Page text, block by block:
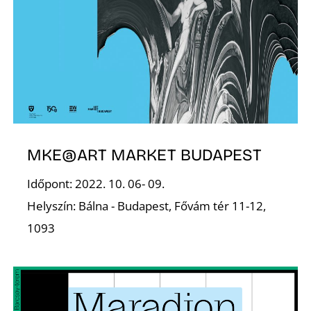
MKE@ART MARKET BUDAPEST
Időpont: 2022. 10. 06- 09.
Helyszín: Bálna - Budapest, Fővám tér 11-12,
1093